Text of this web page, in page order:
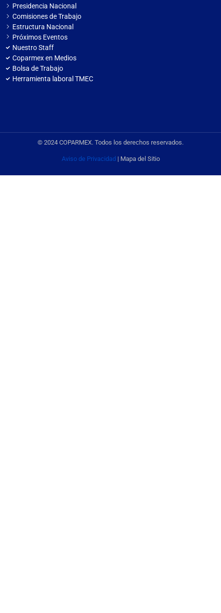
Presidencia Nacional
Comisiones de Trabajo
Estructura Nacional
Próximos Eventos
Nuestro Staff
Coparmex en Medios
Bolsa de Trabajo
Herramienta laboral TMEC
© 2024 COPARMEX. Todos los derechos reservados.
Aviso de Privacidad| Mapa del Sitio